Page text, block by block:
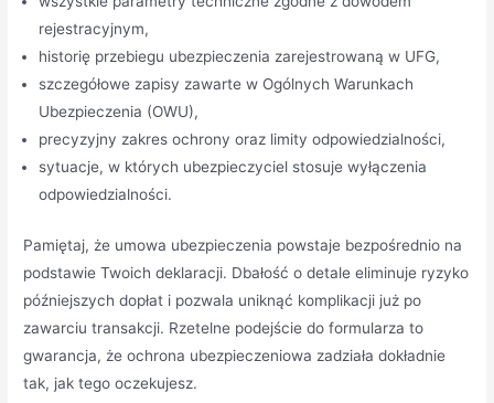
rejestracyjnym,
historię przebiegu ubezpieczenia zarejestrowaną w UFG,
szczegółowe zapisy zawarte w Ogólnych Warunkach
Ubezpieczenia (OWU),
precyzyjny zakres ochrony oraz limity odpowiedzialności,
sytuacje, w których ubezpieczyciel stosuje wyłączenia
odpowiedzialności.
Pamiętaj, że umowa ubezpieczenia powstaje bezpośrednio na
podstawie Twoich deklaracji. Dbałość o detale eliminuje ryzyko
późniejszych dopłat i pozwala uniknąć komplikacji już po
zawarciu transakcji. Rzetelne podejście do formularza to
gwarancja, że ochrona ubezpieczeniowa zadziała dokładnie
tak, jak tego oczekujesz.